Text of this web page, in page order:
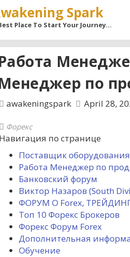
Spark
Place To Start Your Journey…
по
awakeningspark April 28,
Форекс
Навигация по странице
Поставщик
Работа Менеджер по
Банковский форум
Виктор Назаров (South
ФОРУМ О Forex,
Топ 10 Форекс Брокеров
Форекс Форум Forex
Дополнительная
Обучение